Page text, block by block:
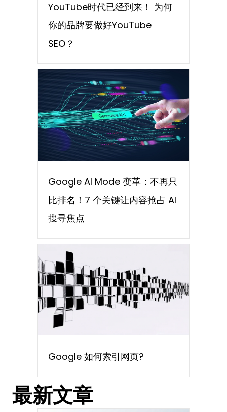
YouTube时代已经到来！ 为何
你的品牌要做好YouTube
SEO？
Google AI Mode 变革：不再只
比排名！7 个关键让内容抢占 AI
搜寻焦点
Google 如何索引网页?
最新文章